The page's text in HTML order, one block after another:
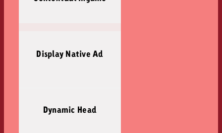
Display Native Ad
Dynamic Head